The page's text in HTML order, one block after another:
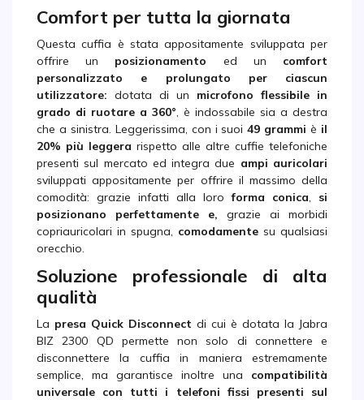
Comfort per tutta la giornata
Questa cuffia è stata appositamente sviluppata per
offrire un posizionamento ed un comfort
personalizzato e prolungato
per ciascun
utilizzatore: dotata di un microfono flessibile in
grado di ruotare a 360° , è indossabile sia a destra
che a sinistra. Leggerissima, con i suoi49 grammi è il
20% più leggera rispetto alle altre cuffie telefoniche
presenti sul mercato ed integra due ampi auricolari
sviluppati appositamente per offrire il massimo della
comodità: grazie infatti alla loroforma conica
si
posizionano perfettamente e, grazie ai morbidi
copriauricolari in spugna, comodamente su qualsiasi
orecchio.
Soluzione professionale di alta
qualità
La presa Quick Disconnect di cui è dotata la Jabra
BIZ 2300 QD permette non solo di connettere e
disconnettere la cuffia in maniera estremamente
semplice, ma garantisce inoltre una compatibilità
universale con tutti i telefoni fissi presenti sul